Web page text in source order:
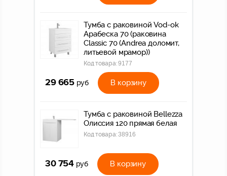
Тумба с раковиной Vod-ok
Арабеска 70 (раковина
Classic 70 (Andrea доломит,
литьевой мрамор))
Код товара:9177
29 665 руб В корзину
Тумба с раковиной Bellezza
Олиссия 120 прямая белая
Код товара:38916
30 754 руб В корзину